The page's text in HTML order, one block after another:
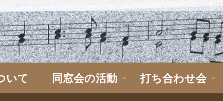
いて 同窓会の活動 打ち合わせ会